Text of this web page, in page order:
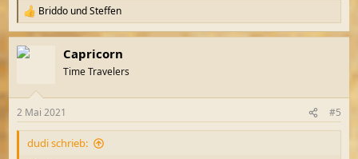
R
e
a
k
e
n
Briddo undSteffen
Capricorn
Time Travelers
2 Mai 2021 #5
dudi schrieb: